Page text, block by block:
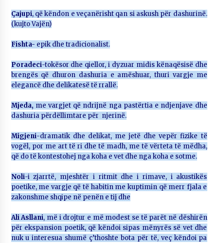
Çajupi, që këndon e veçanërisht qan si askush për dashurinë.
(kujto Vajën)
Fishta- epik dhe tradicionalist.
Poradeci-tokësor dhe qiellor, i dyzuar midis kënaqësisë dhe
brengës që dhuron dashuria e amëshuar, thuri vargje me
elegancë dhe delikatesë të rrallë.
Mjeda, me vargjet që ndrijnë nga pastërtia e ndjenjave dhe
dashuria përdëllimtare për njerinë.
Migjeni-dramatik dhe delikat, me jetë dhe vepër fizike të
vogël, por me art të ri dhe të madh, me të vërteta të mëdha,
që do të kontestohej nga koha e vet dhe nga koha e sotme.
Noli-i zjarrtë, mjeshtër i ritmit dhe i rimave, i akustikës
poetike, me vargje që të habitin me kuptimin që merr fjala e
zakonshme shqipe në penën e tij dhe
Ali Asllani, më i drojtur e më modest se të parët në dëshirën
për ekspansion poetik, që këndoi sipas mënyrës së vet dhe
nuk u interesua shumë ç’thoshte bota për të, veç këndoi pa